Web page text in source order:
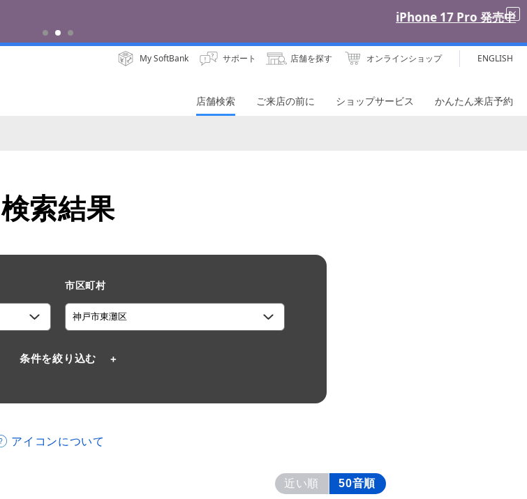
My SoftBank サポート 店舗を探す オンラインショップ ENGLISH
店舗検索 ご来店の前に ショップサービス かんたん来店予約
検索結果
市区町村
条件を絞り込む
アイコンについて
近い順 50音順